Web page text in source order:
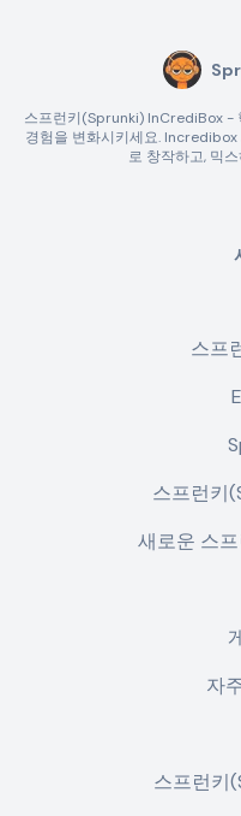
스프런키(Sprunki) InCrediBox -
경험을 변화시키세요.
로 창작하고, 믹
스프
스프런키
새로운 스
자
스프런키